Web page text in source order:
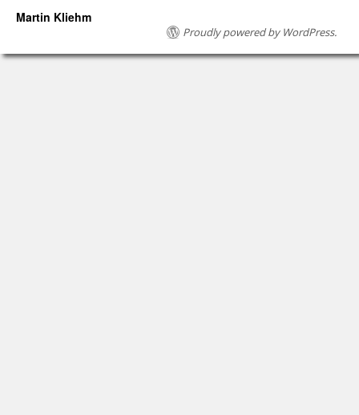
Martin Kliehm
Proudly powered by WordPress.